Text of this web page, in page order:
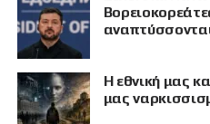
Η εθνική μας
μας